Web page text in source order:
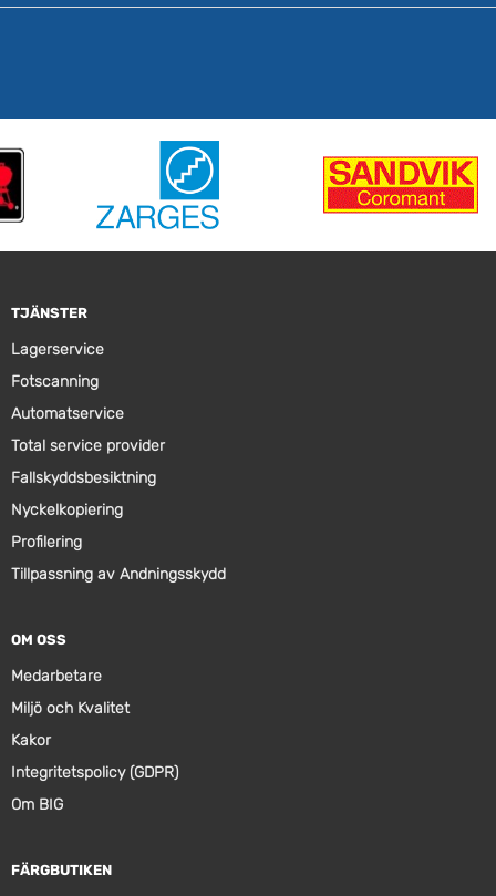
TJÄNSTER
Lagerservice
Fotscanning
Automatservice
Total service provider
Fallskyddsbesiktning
Nyckelkopiering
Profilering
Tillpassning av Andningsskydd
OM OSS
Medarbetare
Miljö och Kvalitet
Kakor
Integritetspolicy (GDPR)
Om BIG
FÄRGBUTIKEN